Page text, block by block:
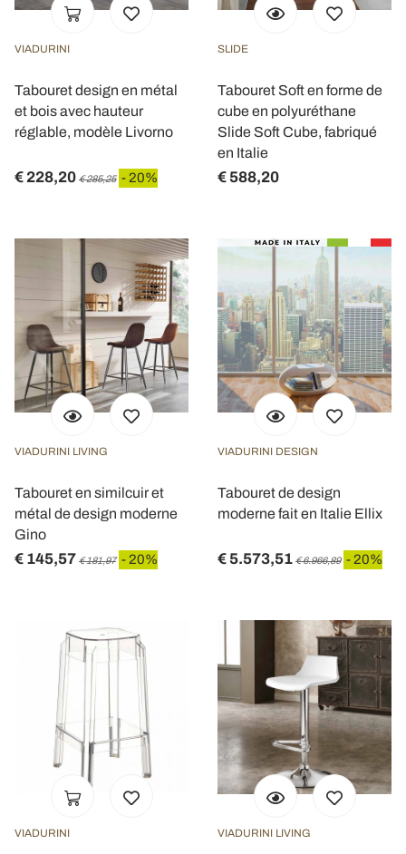
VIADURINI
Tabouret design en métal
et bois avec hauteur
réglable, modèle Livorno
€ 228,20 € 285,25 - 20%
SLIDE
Tabouret Soft en forme de
cube en polyuréthane
Slide Soft Cube, fabriqué
en Italie
€ 588,20
VIADURINI LIVING
Tabouret en similcuir et
métal de design moderne
Gino
€ 145,57 € 181,97 - 20%
VIADURINI DESIGN
Tabouret de design
moderne fait en Italie Ellix
€ 5.573,51 € 6.966,89 - 20%
VIADURINI VIADURINI LIVING